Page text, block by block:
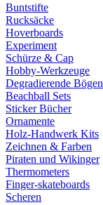
Buntstifte
Rucksäcke
Hoverboards
Experiment
Schürze & Cap
Hobby-Werkzeuge
Degradierende Bögen
Beachball Sets
Sticker Bücher
Ornamente
Holz-Handwerk Kits
Zeichnen & Farben
Piraten und Wikinger
Thermometers
Finger-skateboards
Scheren